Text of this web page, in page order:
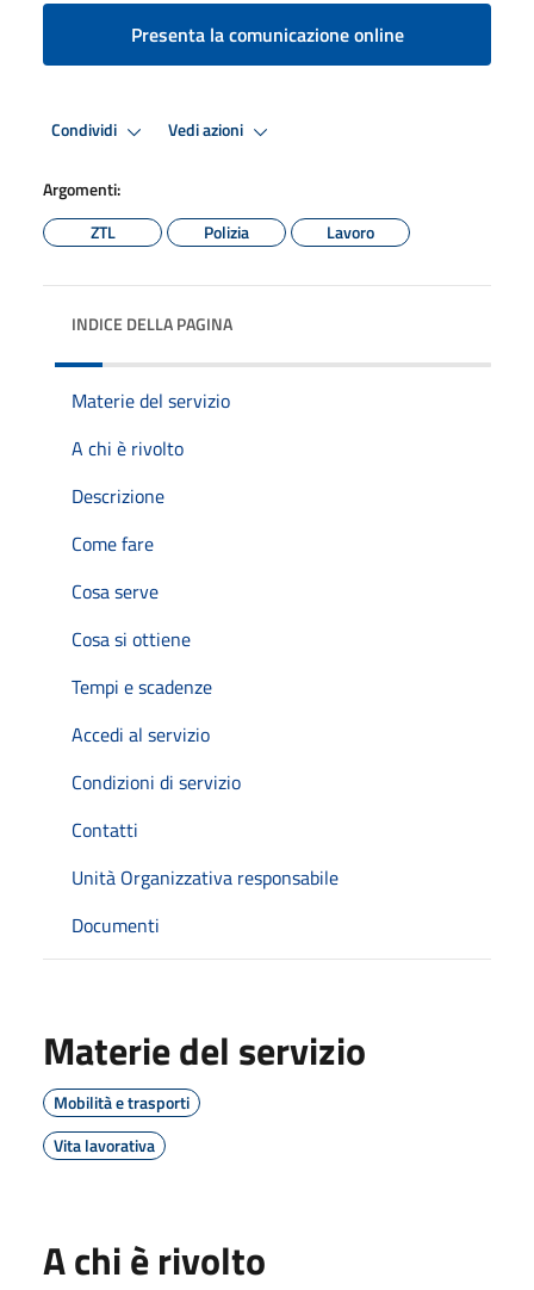
Presenta la comunicazione online
Condividi Vedi azioni
Argomenti:
ZTL
Polizia Lavoro
INDICE DELLA PAGINA
Materie del servizio
A chi è rivolto
Descrizione
Come fare
Cosa serve
Cosa si ottiene
Tempi e scadenze
Accedi al servizio
Condizioni di servizio
Contatti
Unità Organizzativa responsabile
Documenti
Materie del servizio
Mobilità e trasporti
Vita lavorativa
A chi è rivolto